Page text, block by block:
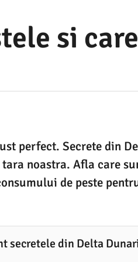
si
perfect. Secrete din
noastra. Afla care
de peste
secretele din Delta